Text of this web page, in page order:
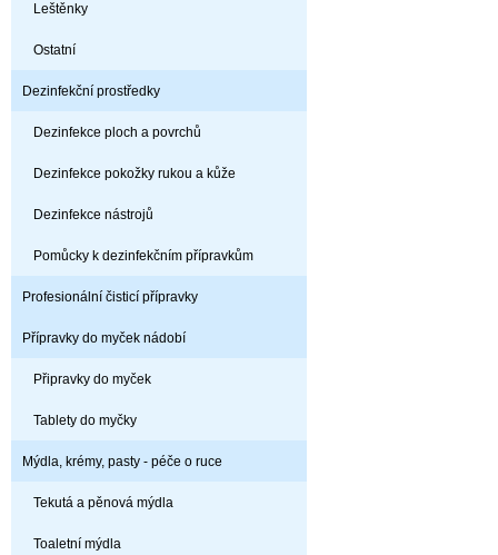
Leštěnky
Ostatní
Dezinfekční prostředky
Dezinfekce ploch a povrchů
Dezinfekce pokožky rukou a kůže
Dezinfekce nástrojů
Pomůcky k dezinfekčním přípravkům
Profesionální čisticí přípravky
Přípravky do myček nádobí
Připravky do myček
Tablety do myčky
Mýdla, krémy, pasty - péče o ruce
Tekutá a pěnová mýdla
Toaletní mýdla